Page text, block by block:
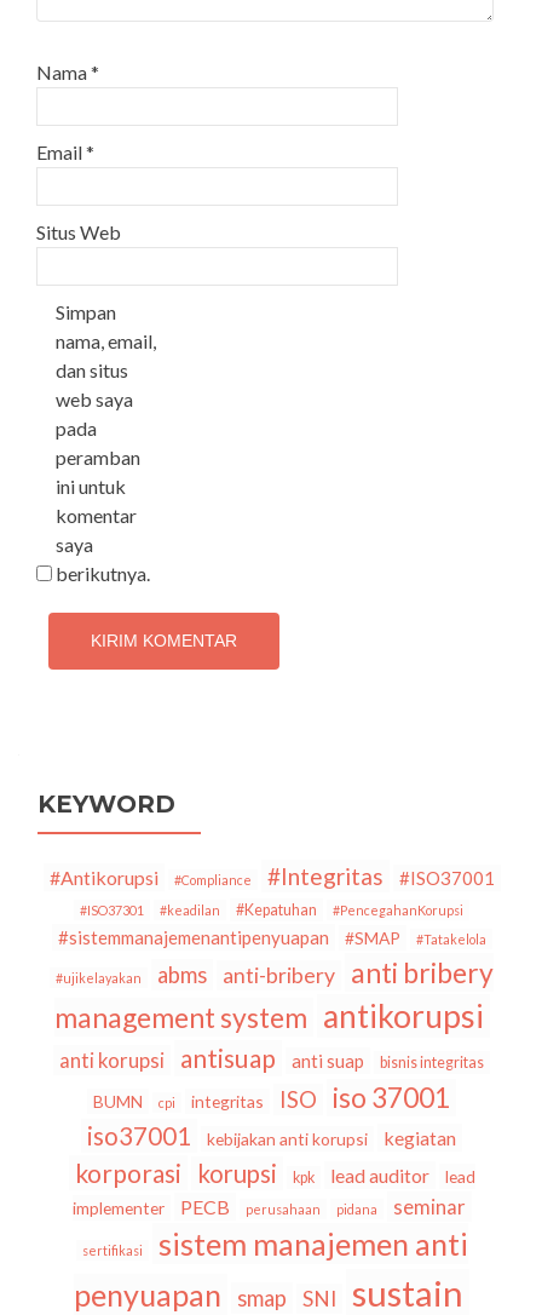
Nama*
Email*
Situs Web
Simpan
nama, email,
dan situs
web saya
pada
peramban
ini untuk
komentar
saya
berikutnya.
KEYWORD
#Antikorupsi #Compliance #Integritas #ISO37001
#ISO37301 #keadilan #Kepatuhan #PencegahanKorupsi
#sistemmanajemenantipenyuapan #SMAP #Tatakelola
#ujikelayakan abms anti-bribery
anti bribery
management system antikorupsi
anti korupsi antisuap anti suap bisnis integritas
BUMN cpi integritas ISO iso 37001
iso37001 kebijakan anti korupsi kegiatan
korporasi korupsi kpk lead auditor
lead
implementer
PECB perusahaan pidana seminar
sertifikasi
sistem manajemen anti
penyuapan
smap SNI sustain